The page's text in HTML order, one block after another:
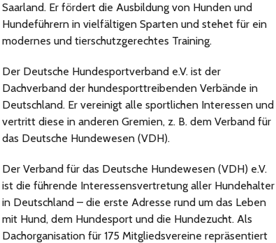
Saarland. Er fördert die Ausbildung von Hunden und
Hundeführern in vielfältigen Sparten und stehet für ein
modernes und tierschutzgerechtes Training.
Der Deutsche Hundesportverband e.V.ist der
Dachverband der hundesporttreibenden Verbände in
Deutschland. Er vereinigt alle sportlichen Interessen und
vertritt diese in anderen Gremien, z. B. dem Verband für
das Deutsche Hundewesen (VDH).
Der Verband für das Deutsche Hundewesen (VDH) e.V.
ist die führende Interessensvertretung aller Hundehalter
in Deutschland – die erste Adresse rund um das Leben
mit Hund, dem Hundesport und die Hundezucht. Als
Dachorganisation für 175 Mitgliedsvereine repräsentiert